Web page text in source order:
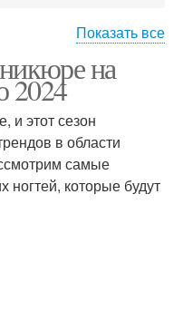
Показать все
на
2024
и этот сезон
в области
самые
ногтей, которые будут